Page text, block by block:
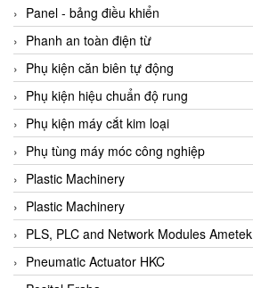
Beka
BEKO
Belimo
Benetech Vietnam
Bently Nevada
Bentone Vietnam
Bernstein Vietnam
Berthold
Bestech
Bestech
Panel - bảng điều khiển
Phanh an toàn điện từ
Phụ kiện căn biên tự động
Phụ kiện hiệu chuẩn độ rung
Phụ kiện máy cắt kim loại
Phụ tùng máy móc công nghiệp
Plastic Machinery
Plastic Machinery
PLS, PLC and Network Modules Ametek
Pneumatic Actuator HKC